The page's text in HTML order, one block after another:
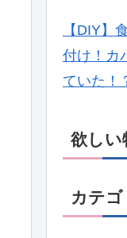
【DIY】
付け！カ
ていた！
欲しい
カテゴ